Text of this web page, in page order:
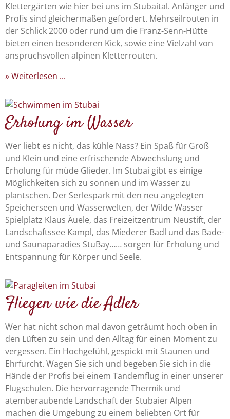
Klettergärten wie hier bei uns im Stubaital. Anfänger und
Profis sind gleichermaßen gefordert. Mehrseilrouten in
der Schlick 2000 oder rund um die Franz-Senn-Hütte
bieten einen besonderen Kick, sowie eine Vielzahl von
anspruchsvollen alpinen Kletterrouten.
Weiterlesen ...
Erholung im Wasser
Wer liebt es nicht, das kühle Nass? Ein Spaß für Groß
und Klein und eine erfrischende Abwechslung und
Erholung für müde Glieder. Im Stubai gibt es einige
Möglichkeiten sich zu sonnen und im Wasser zu
plantschen. Der Serlespark mit den neu angelegten
Speicherseen und Wasserwelten, der Wilde Wasser
Spielplatz Klaus Äuele, das Freizeitzentrum Neustift, der
Landschaftssee Kampl, das Miederer Badl und das Bade-
und Saunaparadies StuBay…… sorgen für Erholung und
Entspannung für Körper und Seele.
Fliegen wie die Adler
Wer hat nicht schon mal davon geträumt hoch oben in
den Lüften zu sein und den Alltag für einen Moment zu
vergessen. Ein Hochgefühl, gespickt mit Staunen und
Ehrfurcht. Wagen Sie sich und begeben Sie sich in die
Hände der Profis bei einem Tandemflug in einer unserer
Flugschulen. Die hervorragende Thermik und
atemberaubende Landschaft der Stubaier Alpen
machen die Umgebung zu einem beliebten Ort für